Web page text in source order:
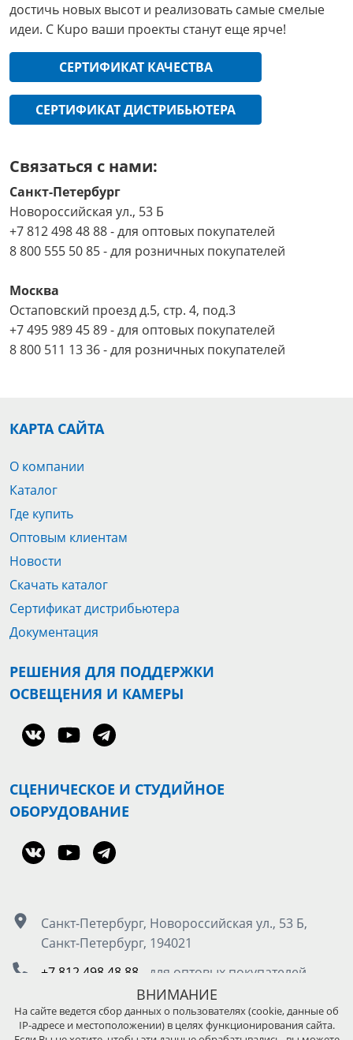
достичь новых высот и реализовать самые смелые
идеи. С Kupo ваши проекты станут еще ярче!
СЕРТИФИКАТ КАЧЕСТВА
СЕРТИФИКАТ ДИСТРИБЬЮТЕРА
Связаться с нами:
Санкт-Петербург
Новороссийская ул., 53 Б
+7 812 498 48 88 - для оптовых покупателей
8 800 555 50 85 - для розничных покупателей
Москва
Остаповский проезд д.5, стр. 4, под.3
+7 495 989 45 89 - для оптовых покупателей
8 800 511 13 36 - для розничных покупателей
КАРТА САЙТА
О компании
Каталог
Где купить
Оптовым клиентам
Новости
Скачать каталог
Сертификат дистрибьютера
Документация
РЕШЕНИЯ ДЛЯ ПОДДЕРЖКИ
ОСВЕЩЕНИЯ И КАМЕРЫ
СЦЕНИЧЕСКОЕ И СТУДИЙНОЕ
ОБОРУДОВАНИЕ
Санкт-Петербург, Новороссийская ул., 53 Б,
Санкт-Петербург, 194021
+7 812 498 48 88 - для оптовых покупателей
- для розничных покупателей
Москва, Остаповский проезд д.5, стр. 4, под.3
ВНИМАНИЕ
На сайте ведется сбор данных о пользователях (cookie, данные об
IP-адресе и местоположении) в целях функционирования сайта.